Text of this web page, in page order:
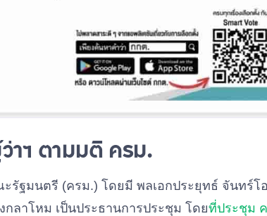
าฯ ตามมติ ครม.
รัฐมนตรี (ครม.) โดยมี พลเอกประยุทธ์ จันทร์โ
ลาโหม เป็นประธานการประชุม โดยที่ประชุม